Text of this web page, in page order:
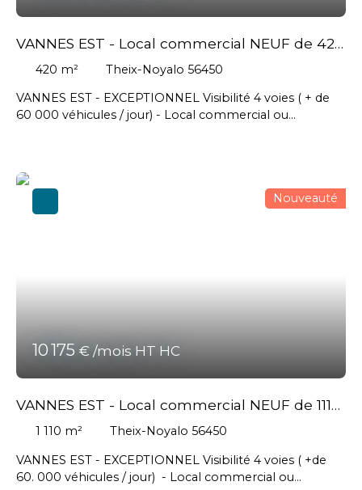
VANNES EST - Local commercial NEUF de 420
m² env.
420 m²
Theix-Noyalo 56450
VANNES EST - EXCEPTIONNEL Visibilité 4 voies ( + de
60 000 véhicules / jour) - Local commercial ou
HT- Honoraires à la charge du Preneur : 11 088 € HT soit
10 175 € /mois HT HC
Nouveauté
VANNES EST - Local commercial NEUF de 1110
m² env.
1 110 m²
Theix-Noyalo 56450
VANNES EST - EXCEPTIONNEL Visibilité 4 voies ( +de
60. 000 véhicules / jour) - Local commercial ou